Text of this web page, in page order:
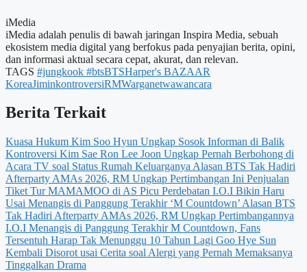
iMedia
iMedia adalah penulis di bawah jaringan Inspira Media, sebuah
ekosistem media digital yang berfokus pada penyajian berita, opini,
dan informasi aktual secara cepat, akurat, dan relevan.
TAGS #jungkook #btsBTSHarper's BAZAAR
KoreaJiminkontroversiRMWarganetwawancara
Berita Terkait
Kuasa Hukum Kim Soo Hyun Ungkap Sosok Informan di Balik
Kontroversi Kim Sae Ron Lee Joon Ungkap Pernah Berbohong di
Acara TV soal Status Rumah Keluarganya Alasan BTS Tak Hadiri
Afterparty AMAs 2026, RM Ungkap Pertimbangan Ini Penjualan
Tiket Tur MAMAMOO di AS Picu Perdebatan I.O.I Bikin Haru
Usai Menangis di Panggung Terakhir ‘M Countdown’ Alasan BTS
Tak Hadiri Afterparty AMAs 2026, RM Ungkap Pertimbangannya
I.O.I Menangis di Panggung Terakhir M Countdown, Fans
Tersentuh Harap Tak Menunggu 10 Tahun Lagi Goo Hye Sun
Kembali Disorot usai Cerita soal Alergi yang Pernah Memaksanya
Tinggalkan Drama